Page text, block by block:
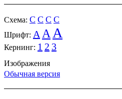
Cхема: C C C C
Шрифт: A A A
Кернинг: 1 2 3
Изображения
Обычная версия